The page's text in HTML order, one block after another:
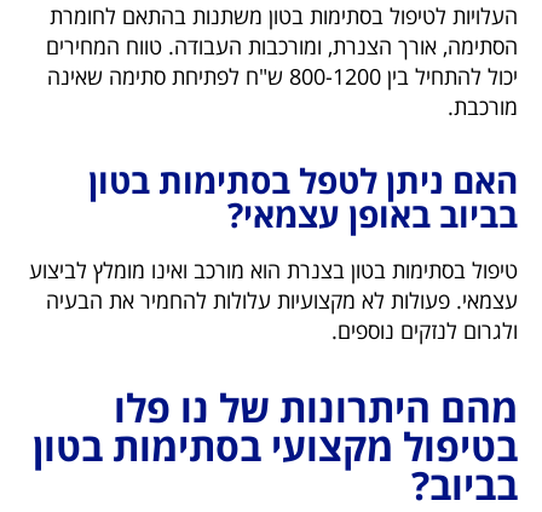
העלויות לטיפול בסתימות בטון משתנות בהתאם לחומרת
הסתימה, אורך הצנרת, ומורכבות העבודה. טווח המחירים
יכול להתחיל בין 800-1200 ש"ח לפתיחת סתימה שאינה
מורכבת.
האם ניתן לטפל בסתימות בטון
בביוב באופן עצמאי?
טיפול בסתימות בטון בצנרת הוא מורכב ואינו מומלץ לביצוע
עצמאי. פעולות לא מקצועיות עלולות להחמיר את הבעיה
ולגרום לנזקים נוספים.
מהם היתרונות של נו פלו
בטיפול מקצועי בסתימות בטון
בביוב?